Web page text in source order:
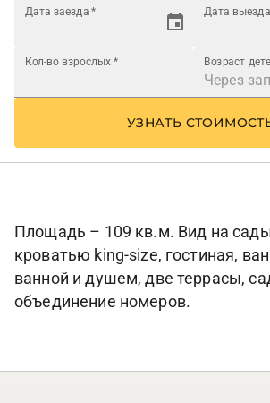
Дата заезда * Дата выезда
Кол-во взрослых * Возраст
УЗНАТЬ
Площадь – 109 кв.м. Вид на
кроватью king-size, гостиная,
ванной и душем, две террасы,
объединение номеров.